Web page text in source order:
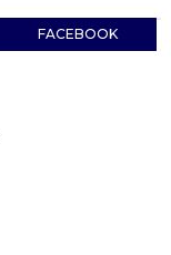
FACEBOOK